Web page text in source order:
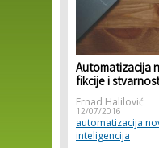
Automatizacija
fikcije i
Ernad Halilović
12/07/2016
automatizacija
inteligencija